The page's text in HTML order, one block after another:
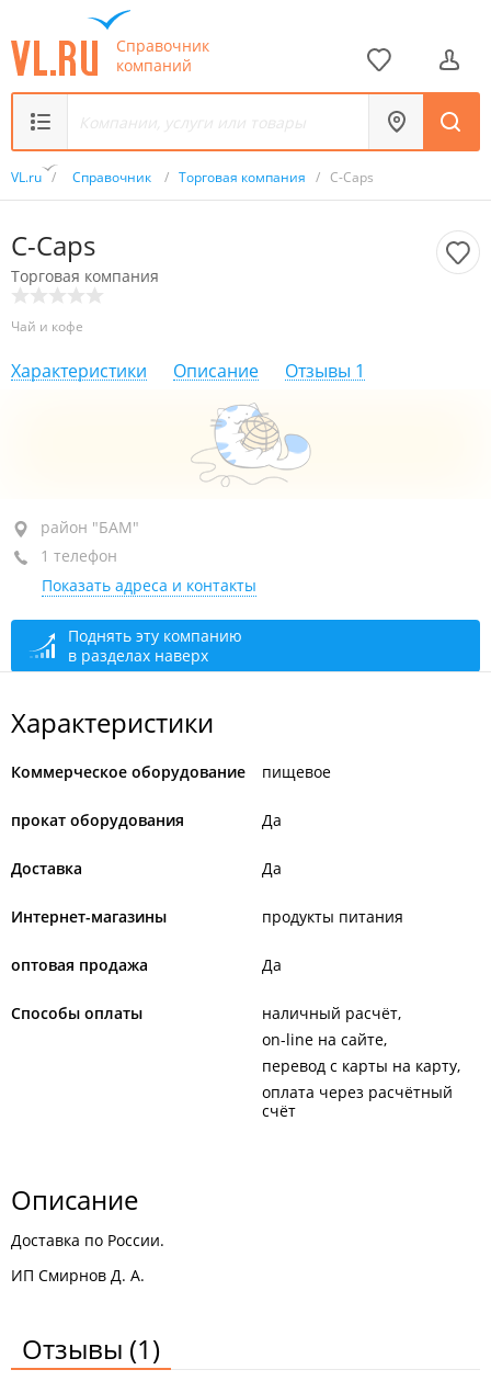
Справочник
компаний
VL.ru / Справочник / Торговая компания / C-Caps
C-Caps
Торговая компания
Чай и кофе
Характеристики Описание Отзывы 1
район "БАМ", ул. Иртышская, 23 стр. 3
1-й этаж, оф. 1
+7 924 321-70-00
сегодня закрыто
район "БАМ"
1 телефон
Показать адреса и контакты
Поднять эту компанию
в разделах наверх
Характеристики
Коммерческое оборудование пищевое
прокат оборудования Да
Доставка Да
Интернет-магазины продукты питания
оптовая продажа Да
Способы оплаты
наличный расчёт
on-line на сайте
перевод с карты на карту
оплата через расчётный
счёт
Описание
Доставка по России.
ИП Смирнов Д. А.
Отзывы (1)